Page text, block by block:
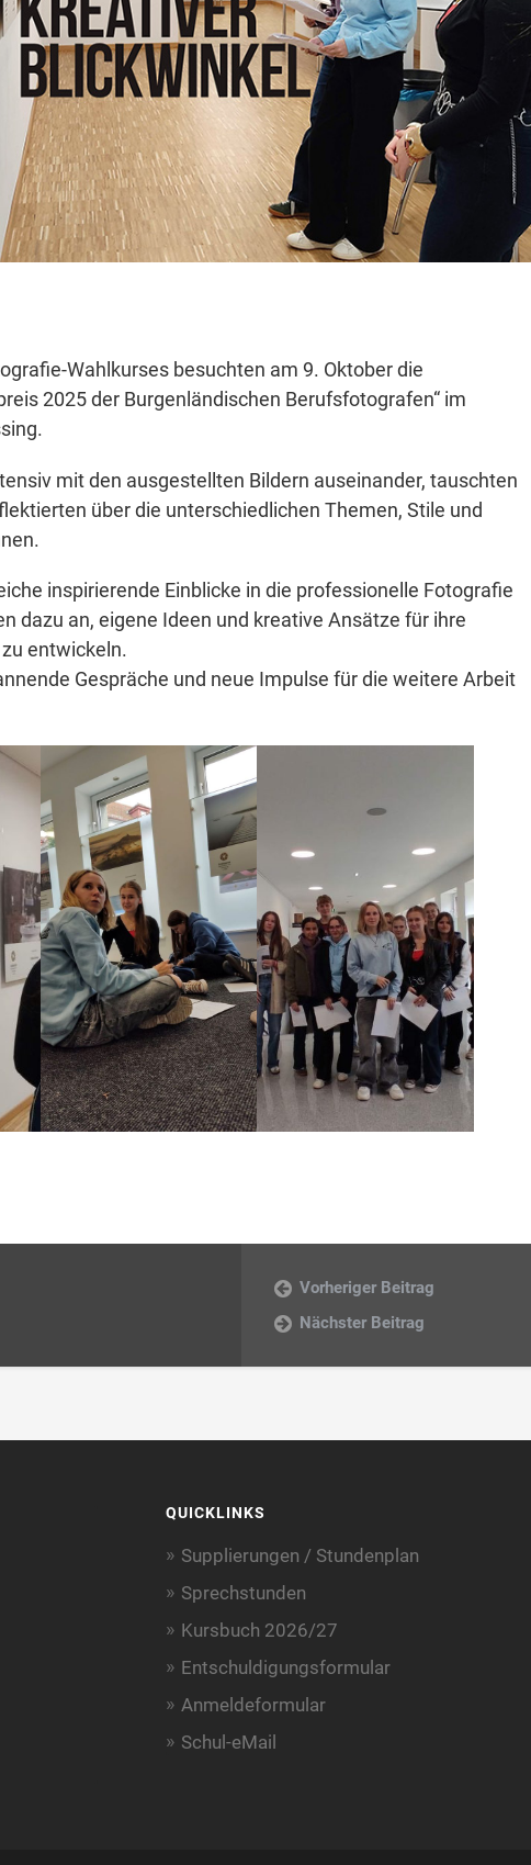
Wahlkurses besuchten am 9. Oktober die
2025 der Burgenländischen Berufsfotografen“ im
mit den ausgestellten Bildern auseinander, tauschten
über die unterschiedlichen Themen, Stile und
inspirierende Einblicke in die professionelle Fotografie
dazu an, eigene Ideen und kreative Ansätze für ihre
entwickeln.
Gespräche und neue Impulse für die weitere Arbeit
Vorheriger Beitrag
Nächster Beitrag
QUICKLINKS
Supplierungen / Stundenplan
Sprechstunden
Kursbuch 2026/27
Entschuldigungsformular
Anmeldeformular
Schul-eMail